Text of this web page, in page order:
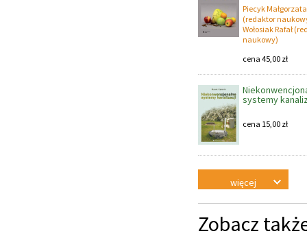
Piecyk Małgorzata
(redaktor
Wołosiak Rafał
naukowy)
cena 45,00 zł
systemy
cena 15,00 zł
więcej
Zobacz